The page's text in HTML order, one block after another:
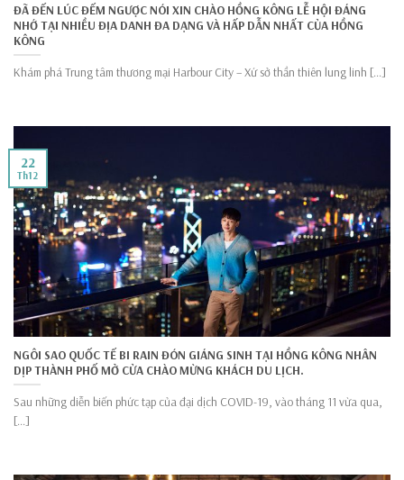
ĐÃ ĐẾN LÚC ĐẾM NGƯỢC NÓI XIN CHÀO HỒNG KÔNG LỄ HỘI ĐÁNG
NHỚ TẠI NHIỀU ĐỊA DANH ĐA DẠNG VÀ HẤP DẪN NHẤT CỦA HỒNG
KÔNG
Khám phá Trung tâm thương mại Harbour City – Xứ sở thần thiên lung linh [...]
NGÔI SAO QUỐC TẾ BI RAIN ĐÓN GIÁNG SINH TẠI HỒNG KÔNG NHÂN
DỊP THÀNH PHỐ MỞ CỬA CHÀO MỪNG KHÁCH DU LỊCH.
Sau những diễn biến phức tạp của đại dịch COVID-19, vào tháng 11 vừa qua,
[...]
22
Th12